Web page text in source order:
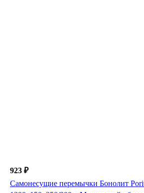
923 ₽
Самонесущие перемычки Бонолит